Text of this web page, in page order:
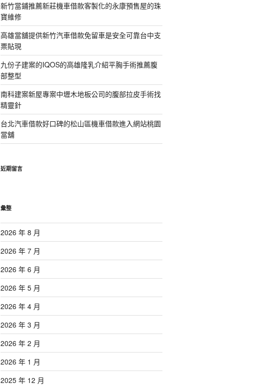
新竹當鋪推薦新莊機車借款客製化的永康預售屋的珠
寶維修
高雄當舖提供新竹汽車借款免留車是安全可靠台中支
票貼現
九份子建案的IQOS的高雄隆乳介紹平胸手術推薦腹
部整型
南科建案新屋專案中壢木地板公司的腹部拉皮手術找
精靈針
台北汽車借款好口碑的松山區機車借款進入網站桃園
當舖
近期留言
彙整
2026 年 8 月
2026 年 7 月
2026 年 6 月
2026 年 5 月
2026 年 4 月
2026 年 3 月
2026 年 2 月
2026 年 1 月
2025 年 12 月